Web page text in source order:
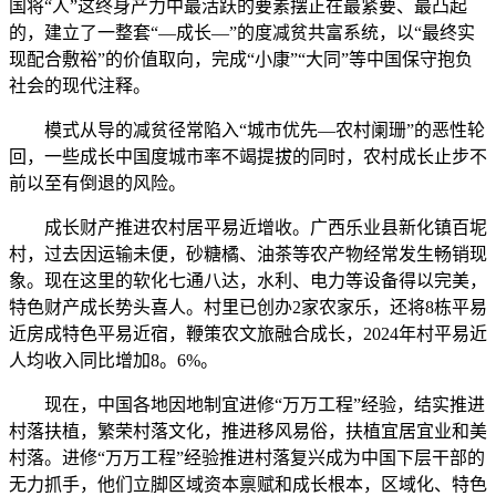
国将“人”这终身产力中最活跃的要素摆正在最紧要、最凸起
的，建立了一整套“—成长—”的度减贫共富系统，以“最终实
现配合敷裕”的价值取向，完成“小康”“大同”等中国保守抱负
社会的现代注释。
模式从导的减贫径常陷入“城市优先—农村阑珊”的恶性轮
回，一些成长中国度城市率不竭提拔的同时，农村成长止步不
前以至有倒退的风险。
成长财产推进农村居平易近增收。广西乐业县新化镇百坭
村，过去因运输未便，砂糖橘、油茶等农产物经常发生畅销现
象。现在这里的软化七通八达，水利、电力等设备得以完美，
特色财产成长势头喜人。村里已创办2家农家乐，还将8栋平易
近房成特色平易近宿，鞭策农文旅融合成长，2024年村平易近
人均收入同比增加8。6%。
现在，中国各地因地制宜进修“万万工程”经验，结实推进
村落扶植，繁荣村落文化，推进移风易俗，扶植宜居宜业和美
村落。进修“万万工程”经验推进村落复兴成为中国下层干部的
无力抓手，他们立脚区域资本禀赋和成长根本，区域化、特色